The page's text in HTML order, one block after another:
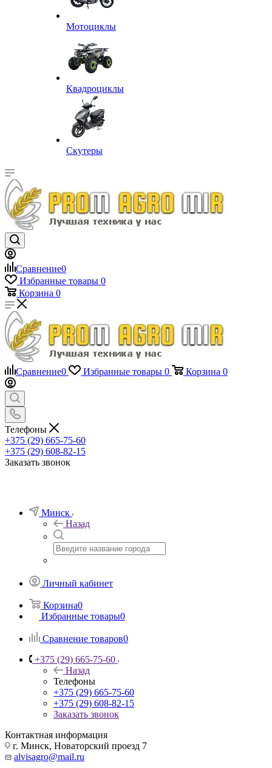
Мотоциклы
Квадроциклы
Скутеры
Сравнение0
Избранные товары 0
Корзина 0
Сравнение0 Избранные товары 0 Корзина 0
Телефоны
+375 (29) 665-75-60
+375 (29) 608-82-15
Заказать звонок
Минск
Назад
Личный кабинет
Корзина0
Избранные товары0
Сравнение товаров0
+375 (29) 665-75-60
Назад
Телефоны
+375 (29) 665-75-60
+375 (29) 608-82-15
Заказать звонок
Контактная информация
г. Минск, Новаторский проезд 7
alvisagro@mail.ru